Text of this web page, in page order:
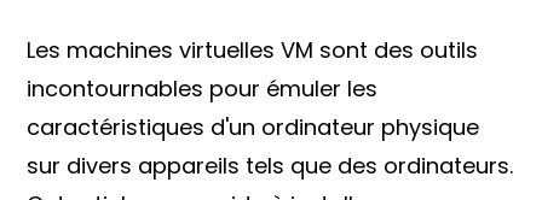
Les machines virtuelles VM sont des outils
incontournables pour émuler les
caractéristiques d'un ordinateur physique
sur divers appareils tels que des ordinateurs.